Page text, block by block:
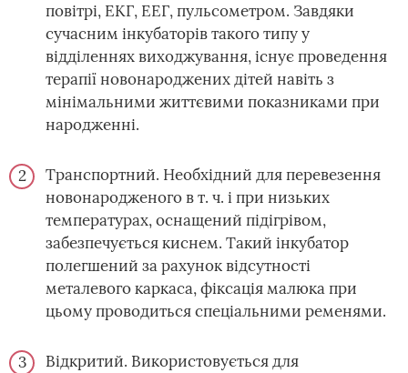
повітрі, ЕКГ, ЕЕГ, пульсометром. Завдяки
сучасним інкубаторів такого типу у
відділеннях виходжування, існує проведення
терапії новонароджених дітей навіть з
мінімальними життєвими показниками при
народженні.
Транспортний. Необхідний для перевезення
новонародженого в т. ч. і при низьких
температурах, оснащений підігрівом,
забезпечується киснем. Такий інкубатор
полегшений за рахунок відсутності
металевого каркаса, фіксація малюка при
цьому проводиться спеціальними ременями.
Відкритий. Використовується для